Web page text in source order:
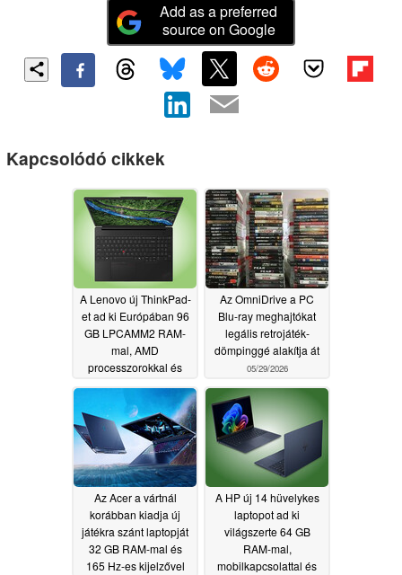
Add as a preferred
source on Google
Kapcsolódó cikkek
A Lenovo új ThinkPad-
et ad ki Európában 96
GB LPCAMM2 RAM-
mal, AMD
processzorokkal és
kijelzővel
05/29/2026
Az OmniDrive a PC
Blu-ray meghajtókat
legális retrojáték-
dömpinggé alakítja át
05/29/2026
Az Acer a vártnál
korábban kiadja új
játékra szánt laptopját
32 GB RAM-mal és
165 Hz-es kijelzővel
A HP új 14 hüvelykes
laptopot ad ki
világszerte 64 GB
RAM-mal,
mobilkapcsolattal és